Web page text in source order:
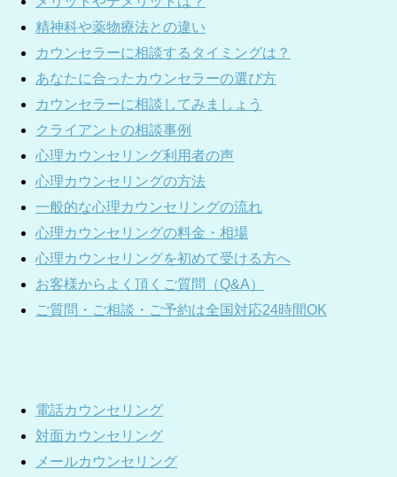
精神科や薬物療法との違い
カウンセラーに相談するタイミングは？
あなたに合ったカウンセラーの選び方
カウンセラーに相談してみましょう
クライアントの相談事例
心理カウンセリング利用者の声
心理カウンセリングの方法
一般的な心理カウンセリングの流れ
心理カウンセリングの料金・相場
心理カウンセリングを初めて受ける方へ
お客様からよく頂くご質問（Q&A）
ご質問・ご相談・ご予約は全国対応24時間OK
電話カウンセリング
対面カウンセリング
メールカウンセリング